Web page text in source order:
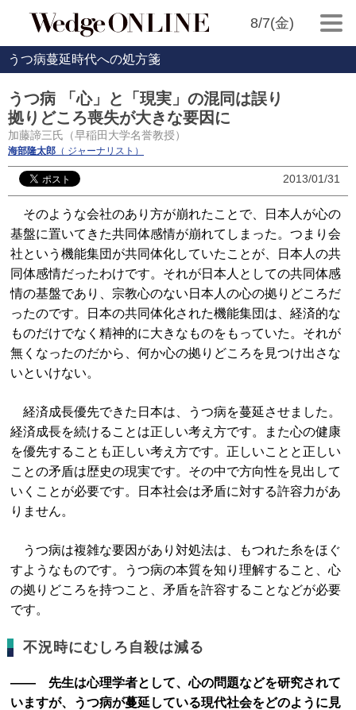
8/7(金)
うつ病蔓延時代への処方箋
うつ病 「心」と「現実」の混同は誤り
拠りどころ喪失が大きな要因に
加藤諦三氏（早稲田大学名誉教授）
海部隆太郎 （ ジャーナリスト）
2013/01/31
そのような会社のあり方が崩れたことで、日本人が心の
基盤に置いてきた共同体感情が崩れてしまった。つまり会
社という機能集団が共同体化していたことが、日本人の共
同体感情だったわけです。それが日本人としての共同体感
情の基盤であり、宗教心のない日本人の心の拠りどころだ
ったのです。日本の共同体化された機能集団は、経済的な
ものだけでなく精神的に大きなものをもっていた。それが
無くなったのだから、何か心の拠りどころを見つけ出さな
いといけない。
経済成長優先できた日本は、うつ病を蔓延させました。
経済成長を続けることは正しい考え方です。また心の健康
を優先することも正しい考え方です。正しいことと正しい
ことの矛盾は歴史の現実です。その中で方向性を見出して
いくことが必要です。日本社会は矛盾に対する許容力があ
りません。
うつ病は複雑な要因があり対処法は、もつれた糸をほぐ
すようなものです。うつ病の本質を知り理解すること、心
の拠りどころを持つこと、矛盾を許容することなどが必要
です。
不況時にむしろ自殺は減る
―― 先生は心理学者として、心の問題などを研究されて
いますが、うつ病が蔓延している現代社会をどのように見